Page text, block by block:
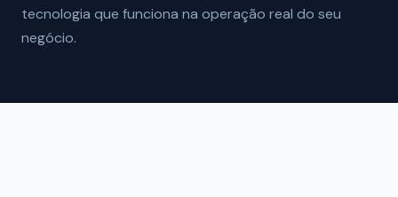
tecnologia que funciona na operação real do seu
negócio.